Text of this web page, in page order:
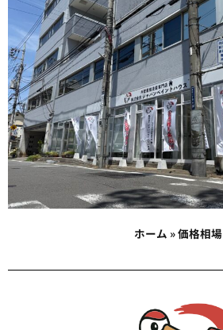
ホーム »価格相場